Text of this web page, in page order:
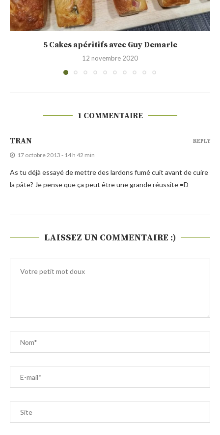
Rillettes de filet de merlu
6 septembre 2019
1 COMMENTAIRE
TRAN
17 octobre 2013 - 14 h 42 min
As tu déjà essayé de mettre des lardons fumé cuit avant de cuire
la pâte? Je pense que ça peut être une grande réussite =D
REPLY
LAISSEZ UN COMMENTAIRE :)